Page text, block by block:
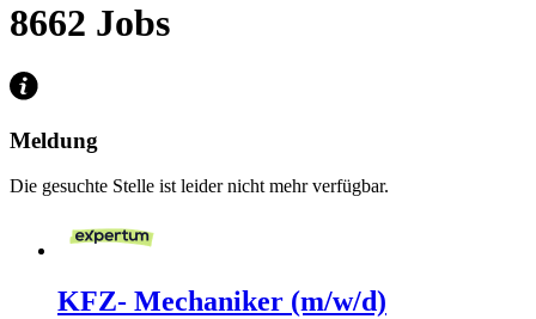
8662 Jobs
Meldung
Die gesuchte Stelle ist leider nicht mehr verfügbar.
KFZ- Mechaniker (m/w/d)